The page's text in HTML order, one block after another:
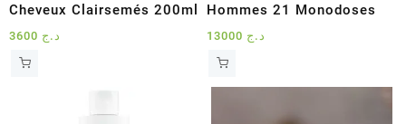
Cheveux Clairsemés 200ml
د.ج
Hommes 21 Monodoses
د.ج